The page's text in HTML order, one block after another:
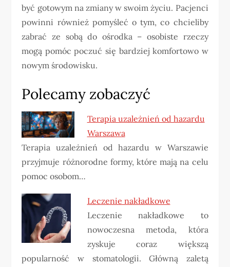
być gotowym na zmiany w swoim życiu. Pacjenci
powinni również pomyśleć o tym, co chcieliby
zabrać ze sobą do ośrodka – osobiste rzeczy
mogą pomóc poczuć się bardziej komfortowo w
nowym środowisku.
Polecamy zobaczyć
Terapia uzależnień od hazardu
Warszawa
Terapia uzależnień od hazardu w Warszawie
przyjmuje różnorodne formy, które mają na celu
pomoc osobom…
Leczenie nakładkowe
Leczenie nakładkowe to
nowoczesna metoda, która
zyskuje coraz większą
popularność w stomatologii. Główną zaletą